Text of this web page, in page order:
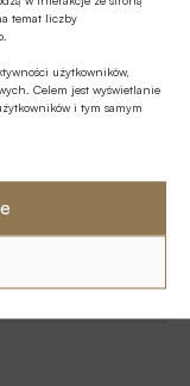
temat liczby
użytkowników,
Celem jest wyświetlanie
i tym samym